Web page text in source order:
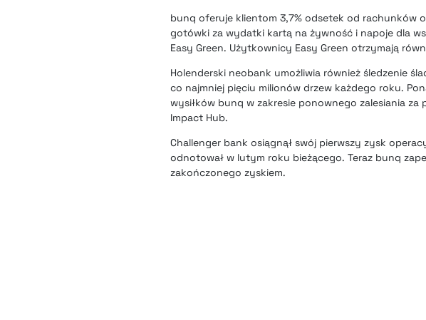
bunq oferuje klientom 3,7% odsetek od rachunków
gotówki za wydatki kartą na żywność i napoje dla
Easy Green. Użytkownicy Easy Green otrzymają
Holenderski neobank umożliwia również śledzenie
co najmniej pięciu milionów drzew każdego roku.
wysiłków bunq w zakresie ponownego zalesiania
Impact Hub.
Challenger bank osiągnął swój pierwszy zysk
odnotował w lutym roku bieżącego. Teraz bunq
zakończonego zyskiem.